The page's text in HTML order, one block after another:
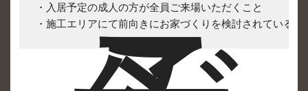
・入居予定の成人の方が全員ご来場いただくこと
・施工エリアにて前向きにお家づくりを検討されているこ